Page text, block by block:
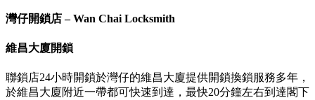
灣仔開鎖店 – Wan Chai Locksmith
維昌大廈開鎖
聯鎖店24小時開鎖於灣仔的維昌大廈提供開鎖換鎖服務多年，
於維昌大廈附近一帶都可快速到達，最快20分鐘左右到達閣下